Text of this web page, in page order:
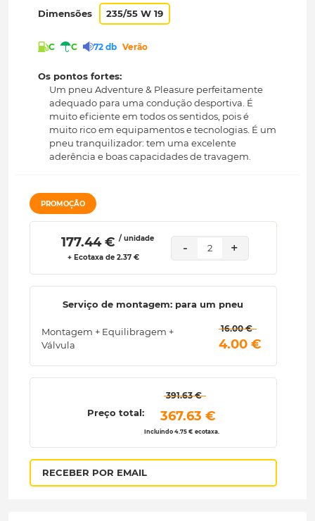
Dimensões 235/55 W 19
C C 72 db Verão
Os pontos fortes:
Um pneu Adventure & Pleasure perfeitamente
adequado para uma condução desportiva. É
muito eficiente em todos os sentidos, pois é
muito rico em equipamentos e tecnologias. É um
pneu tranquilizador: tem uma excelente
aderência e boas capacidades de travagem.
PROMOÇÃO
177.44 € / unidade
+ Ecotaxa de 2.37 €
- 2 +
Serviço de montagem: para um pneu
Montagem + Equilibragem +
Válvula
16.00 €
4.00 €
Preço total:
391.63 €
367.63 €
Incluindo 4.75 € ecotaxa.
RECEBER POR EMAIL